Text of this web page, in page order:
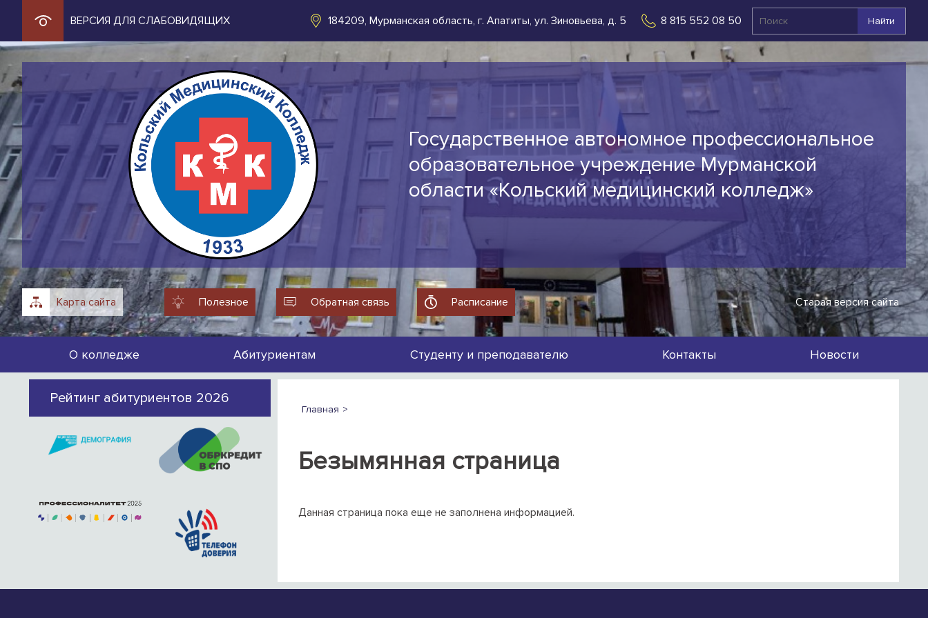
ВЕРСИЯ ДЛЯ СЛАБОВИДЯЩИХ 184209, Мурманская область, г. Апатиты, ул. Зиновьева, д. 5 8 815 552 08 50 Найти
Государственное автономное профессиональное
образовательное учреждение Мурманской
области «Кольский медицинский колледж»
Карта сайта Полезное Обратная связь Расписание Старая версия сайта
О колледже Абитуриентам Студенту и преподавателю Контакты Новости
Рейтинг абитуриентов 2026
Главная
Безымянная страница
Данная страница пока еще не заполнена информацией.